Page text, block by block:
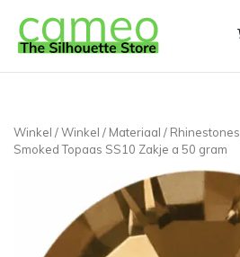
Winkel /Winkel / Materiaal / Rhinestones
Smoked Topaas SS10 Zakje a 50 gram